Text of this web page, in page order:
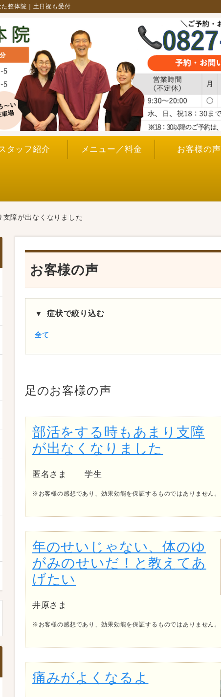
た整体院｜土日祝も受付
タッフ紹介 メニュー／料金 お客様の声
障が出なくなりました
お客様の声
症状で絞り込む
全て
足のお客様の声
部活をする時もあまり支障
が出なくなりました
匿名さま 学生
※お客様の感想であり、効果効能を保証するものではありません。
年のせいじゃない、体のゆ
がみのせいだ！と教えてあ
げたい
井原さま
※お客様の感想であり、効果効能を保証するものではありません。
痛みがよくなるよ